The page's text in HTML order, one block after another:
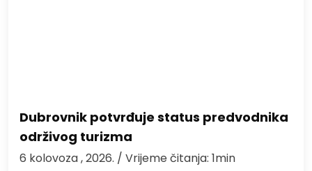
Dubrovnik potvrđuje status predvodnika
održivog turizma
6 kolovoza , 2026. / Vrijeme čitanja: 1min